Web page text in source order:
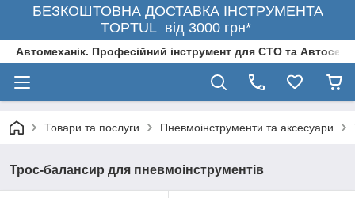
БЕЗКОШТОВНА ДОСТАВКА ІНСТРУМЕНТА
TOPTUL від 3000 грн*
Автомеханік. Професійний інструмент для СТО та
Товари та послуги Пневмоінструменти та аксесуари
Трос-балансир для пневмоінструментів